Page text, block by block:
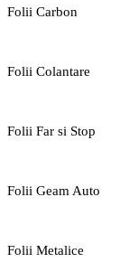
Folii Carbon
Folii Colantare
Folii Far si Stop
Folii Geam Auto
Folii Metalice